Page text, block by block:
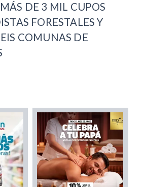
DE 3 MIL CUPOS
FORESTALES Y
COMUNAS DE